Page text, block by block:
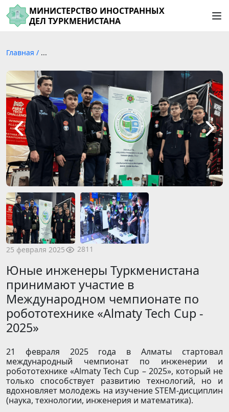
МИНИСТЕРСТВО ИНОСТРАННЫХ
ДЕЛ ТУРКМЕНИСТАНА
Главная / ...
25 февраля 2025 2811
Юные инженеры Туркменистана
принимают участие в
Международном чемпионате по
робототехнике «Almaty Tech Cup -
2025»
21 февраля 2025 года в Алматы стартовал
международный чемпионат по инженерии и
робототехнике «Almaty Tech Cup – 2025», который не
только способствует развитию технологий, но и
вдохновляет молодежь на изучение STEM-дисциплин
(наука, технологии, инженерия и математика).